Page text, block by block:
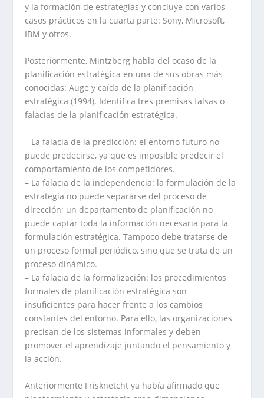
y la formación de estrategias y concluye con varios
casos prácticos en la cuarta parte: Sony, Microsoft,
IBM y otros.
Posteriormente, Mintzberg habla del ocaso de la
planificación estratégica en una de sus obras más
conocidas: Auge y caída de la planificación
estratégica (1994). Identifica tres premisas falsas o
falacias de la planificación estratégica.
– La falacia de la predicción: el entorno futuro no
puede predecirse, ya que es imposible predecir el
comportamiento de los competidores.
– La falacia de la independencia: la formulación de la
estrategia no puede separarse del proceso de
dirección; un departamento de planificación no
puede captar toda la información necesaria para la
formulación estratégica. Tampoco debe tratarse de
un proceso formal periódico, sino que se trata de un
proceso dinámico.
– La falacia de la formalización: los procedimientos
formales de planificación estratégica son
insuficientes para hacer frente a los cambios
constantes del entorno. Para ello, las organizaciones
precisan de los sistemas informales y deben
promover el aprendizaje juntando el pensamiento y
la acción.
Anteriormente Frisknetcht ya había afirmado que